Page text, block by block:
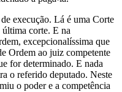
execução. Lá é uma Corte
corte. E na
excepcionalíssima que
Ordem ao juiz competente
for determinado. E nada
o referido deputado. Neste
o poder e a competência